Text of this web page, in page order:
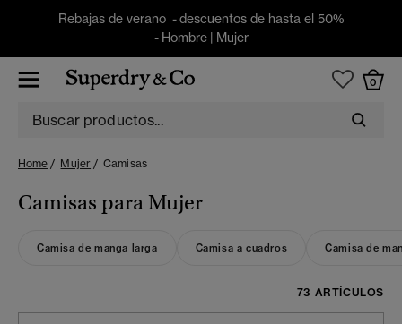
Rebajas de verano - descuentos de hasta el 50%
- Hombre| Mujer
0
Home Mujer Camisas
Camisas para Mujer
Camisa de manga larga Camisa a cuadros Camisa de
73 ARTÍCULOS